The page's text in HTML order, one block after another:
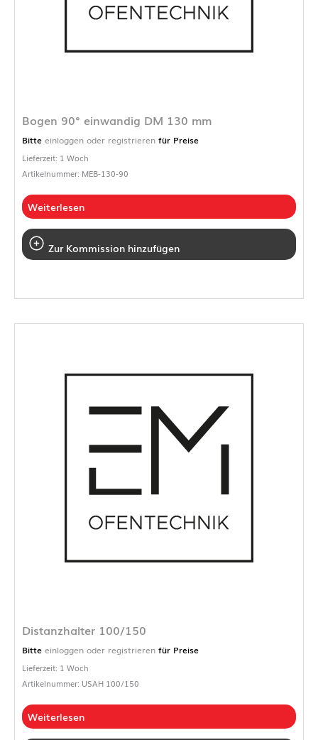
Bogen 90° einwandig DM 130 mm
Bitte einloggen oder registrieren für Preise
Lieferzeit: 1 Woch
Artikelnummer: MEB-130-90
Weiterlesen
Zur Kommission hinzufügen
Distanzhalter 100/150
Bitte einloggen oder registrieren für Preise
Lieferzeit: 1 Woch
Artikelnummer: USAH 100/150
Weiterlesen